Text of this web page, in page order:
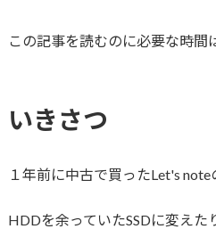
新
この記事を読むのに必要な時間
いきさつ
１年前に中古で買ったLet's note
HDDを余っていたSSDに変え